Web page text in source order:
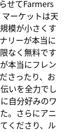
せてFarmers
ーケットは天
模が小さくす
リーが本当に
なく無料です
本当にフレン
さったり、お
いを全力でし
自分好みのワ
。さらにアニ
くださり、ル